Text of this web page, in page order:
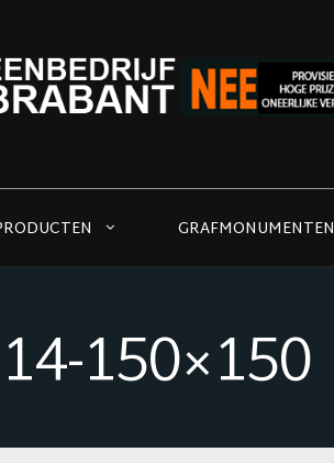
GRAFMONUMENTEN
150×150